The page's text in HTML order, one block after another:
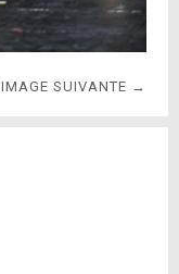
IMAGE SUIVANTE →